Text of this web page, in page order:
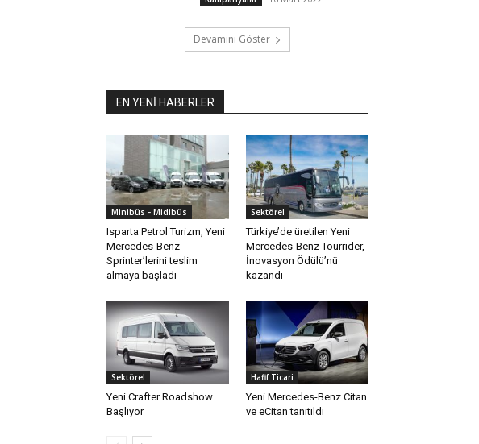
Devamını Göster
EN YENİ HABERLER
Minibüs - Midibüs
Isparta Petrol Turizm, Yeni
Mercedes-Benz
Sprinter’lerini teslim
almaya başladı
Sektörel
Türkiye’de üretilen Yeni
Mercedes-Benz Tourrider,
İnovasyon Ödülü’nü
kazandı
Sektörel
Yeni Crafter Roadshow
Başlıyor
Hafif Ticari
Yeni Mercedes-Benz Citan
ve eCitan tanıtıldı